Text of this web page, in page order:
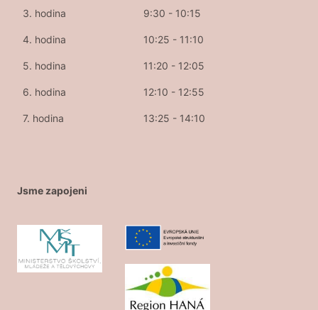
3. hodina 9:30 - 10:15
4. hodina 10:25 - 11:10
5. hodina 11:20 - 12:05
6. hodina 12:10 - 12:55
7. hodina 13:25 - 14:10
Jsme zapojeni